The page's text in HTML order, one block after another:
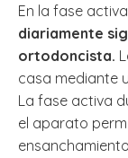
En la fase activa
diariamente
ortodoncista.
casa mediante
La fase activa
el aparato